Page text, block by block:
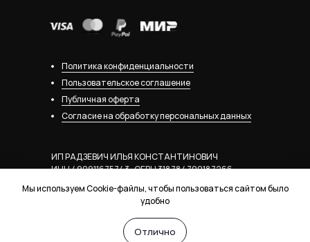
Публичная оферта
Согласие на обработку персональных данных
Политика конфиденциальности
Пользовательское соглашение
ИП РАДЗЕВИЧ ИЛЬЯ КОНСТАНТИНОВИЧ
ИНН 490911675743 · ОГРН 318784700187266
Мы используем Cookie-файлы, чтобы пользоваться сайтом было
удобно
Отлично